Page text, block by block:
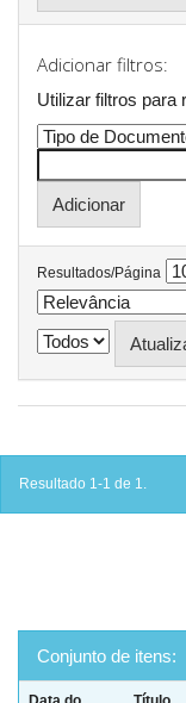
Adicionar filtros:
Utilizar filtros para
Resultados/Página
Resultado 1-1 de 1.
Conjunto de itens: